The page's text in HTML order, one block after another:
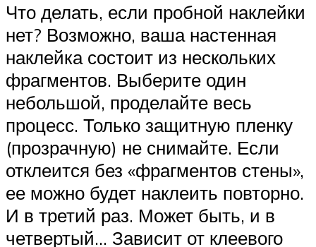
Что делать, если пробной наклейки
нет? Возможно, ваша настенная
наклейка состоит из нескольких
фрагментов. Выберите один
небольшой, проделайте весь
процесс. Только защитную пленку
(прозрачную) не снимайте. Если
отклеится без «фрагментов стены»,
ее можно будет наклеить повторно.
И в третий раз. Может быть, и в
четвертый… Зависит от клеевого